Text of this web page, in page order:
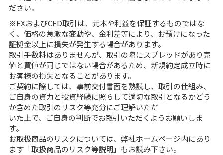
ださい。
※FXおよびCFD取引は、元本や利益を保証するものではな
く、価格の急激な変動や、金利差等により、お預けになった
証拠金以上に損失が発生する場合があります。
取引手数料はありませんが、取引の際にスプレッドがあり売
値と買値が同じではない場合があるため、新規約定成立時に
お客様の損失となることがあります。
ご契約に際しては、事前交付書面を熟読し、取引の仕組み、
ご自身の資力と投資経験に照らして適切な取引となるかどう
か含めた取引のリスク等充分にご理解いただ
いた上で、ご自身の判断でお取引いただくようお願いしま
す。
お取扱商品のリスクについては、弊社ホームページ内にあり
ます「取扱商品のリスク等説明」もお読み下さい。